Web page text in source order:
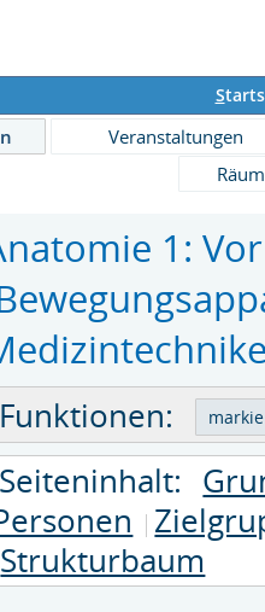
S
Veranstaltungen
1:
Funktionen:
Seiteninhalt:
Strukturbaum